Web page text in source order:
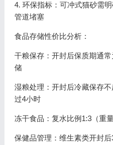
4. 环保指标：可冲式猫砂需
管道堵塞
食品存储性价比分析：
干粮保存：开封后保质期通
储
湿粮处理：开封后冷藏保存
过4小时
冻干食品：复水比例1:3（重
保健品管理：维生素类开封